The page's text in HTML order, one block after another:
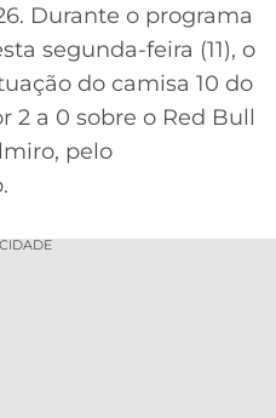
Durante o programa
segunda-feira (11), o
do camisa 10 do
2 a 0 sobre o Red Bull
pelo